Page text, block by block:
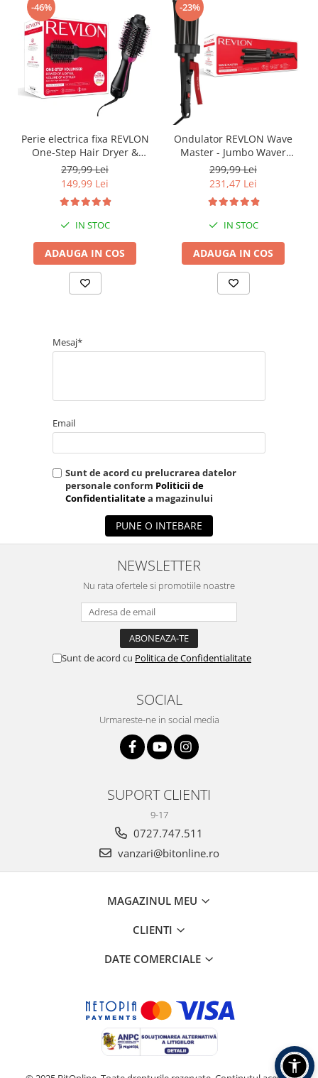
-46%
Perie electrica fixa REVLON
One-Step Hair Dryer &
Volumizer, RVDR5222E2,
pentru par mediu si lung
279,99 Lei
149,99 Lei
IN STOC
ADAUGA IN COS
-23%
Ondulator REVLON Wave
Master - Jumbo Waver
RVIR3056UKE, 3 cilindri
extra mari, 30 setari
temperatura, invelis
ceramic cu turmalina
299,99 Lei
231,47 Lei
IN STOC
ADAUGA IN COS
Mesaj*
Email
Sunt de acord cu prelucrarea datelor
personale conform Politicii de
Confidentialitatea magazinului
PUNE O INTEBARE
NEWSLETTER
Nu rata ofertele si promotiile noastre
Sunt de acord cu Politica de Confidentialitate
SOCIAL
Urmareste-ne in social media
SUPORT CLIENTI
9-17
0727.747.511
vanzari@bitonline.ro
MAGAZINUL MEU
CLIENTI
DATE COMERCIALE